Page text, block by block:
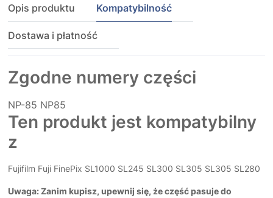
Opis produktu Kompatybilność
Dostawa i płatność
Zgodne numery części
NP-85 NP85
Ten produkt jest kompatybilny
z
Fujifilm Fuji FinePix SL1000 SL245 SL300 SL305 SL305 SL280
Uwaga: Zanim kupisz, upewnij się, że część pasuje do